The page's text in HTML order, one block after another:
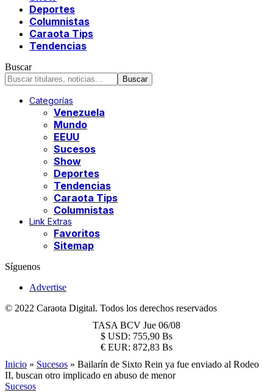
Deportes
Columnistas
Caraota Tips
Tendencias
Buscar
Categorías
Venezuela
Mundo
EEUU
Sucesos
Show
Deportes
Tendencias
Caraota Tips
Columnistas
Link Extras
Favoritos
Sitemap
Síguenos
Advertise
© 2022 Caraota Digital. Todos los derechos reservados
TASA BCV Jue 06/08
$ USD: 755,90 Bs
€ EUR: 872,83 Bs
Inicio » Sucesos » Bailarín de Sixto Rein ya fue enviado al Rodeo
II, buscan otro implicado en abuso de menor
Sucesos